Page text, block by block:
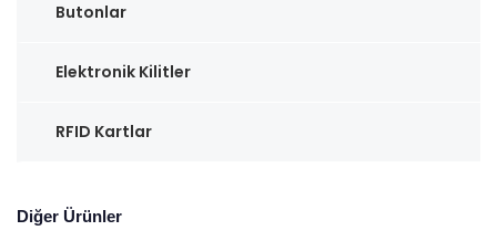
Butonlar
Elektronik Kilitler
RFID Kartlar
Diğer Ürünler